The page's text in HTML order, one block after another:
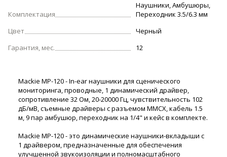
Комплектация
Наушники, Амбушюры,
Переходник 3.5/6.3 мм
Цвет
Черный
Гарантия, мес.
12
Mackie MP-120 - In-ear наушники для сценического
мониторинга, проводные, 1 динамический драйвер,
сопротивление 32 Ом, 20-20000 Гц, чувствительность 102
дБ/мВ, съемные драйверы с разъемом MMCX, кабель 1.5
м, 9 пар амбушюр, переходник на 1/4" и кейс в комплекте.
Mackie MP-120 - это динамические наушники-вкладыши с
1 драйвером, предназначенные для обеспечения
улучшенной звукоизоляции и полномасштабного